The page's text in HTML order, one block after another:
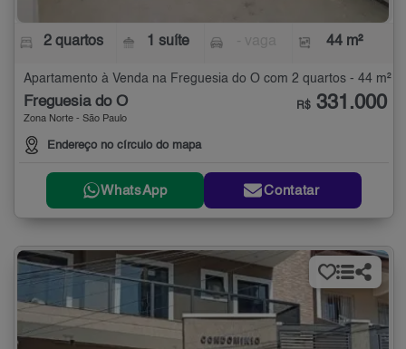
2 quartos 1 suíte 44 m²
Apartamento à Venda na Freguesia do Ó com 2 quartos - 44 m²
Freguesia do Ó
Zona Norte - São Paulo
Endereço no círculo do mapa
R$ 331.000
WhatsApp Contatar